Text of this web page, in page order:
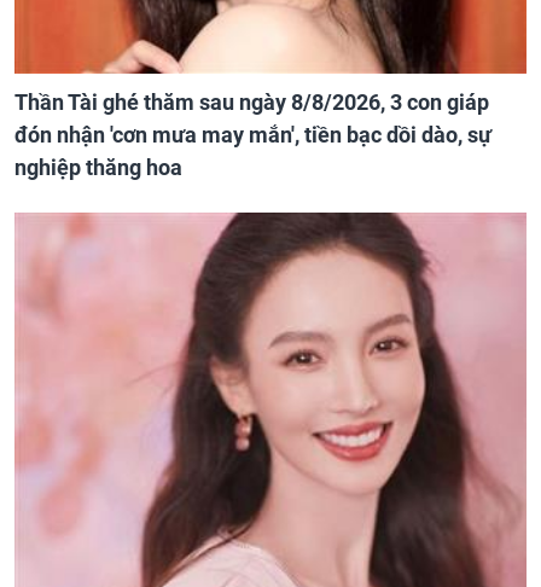
Thần Tài ghé thăm sau ngày 8/8/2026, 3 con giáp
đón nhận 'cơn mưa may mắn', tiền bạc dồi dào, sự
nghiệp thăng hoa